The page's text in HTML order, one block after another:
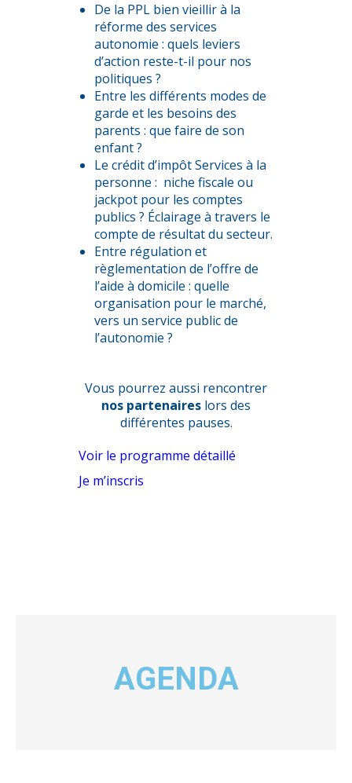
De la PPL bien vieillir à la
réforme des services
autonomie : quels leviers
d’action reste-t-il pour nos
politiques ?
Entre les différents modes de
garde et les besoins des
parents : que faire de son
enfant ?
Le crédit d’impôt Services à la
personne : niche fiscale ou
jackpot pour les comptes
publics ? Éclairage à travers le
compte de résultat du secteur.
Entre régulation et
règlementation de l’offre de
l’aide à domicile : quelle
organisation pour le marché,
vers un service public de
l’autonomie ?
Vous pourrez aussi rencontrer
nos partenaires lors des
différentes pauses.
Voir le programme détaillé
Je m’inscris
AGENDA